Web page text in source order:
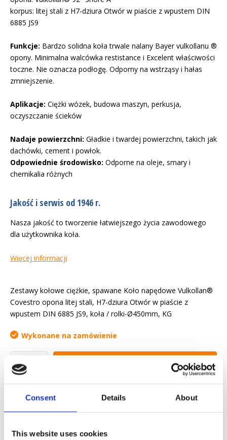
Consent Details About
This website uses cookies
korpus: litej stali z H7-dziura Otwór w piaście z wpustem DIN
6885 JS9
Funkcje: Bardzo solidna koła trwale nalany Bayer vulkollanu ®
opony. Minimalna walcówka restistance i Excelent właściwości
toczne. Nie oznacza podłogę. Odporny na wstrząsy i hałas
zmniejszenie.
Aplikacje: Ciężki wózek, budowa maszyn, perkusja,
oczyszczanie ścieków
Nadaje powierzchni: Gładkie i twardej powierzchni, takich jak
dachówki, cement i powłok.
Odpowiednie środowisko: Odporne na oleje, smary i
chemikalia różnych
Jakość i serwis od 1946 r.
Nasza jakość to tworzenie łatwiejszego życia zawodowego
dla użytkownika koła.
Więcej informacji
Zestawy kołowe ciężkie, spawane Koło napędowe Vulkollan®
Covestro opona litej stali, H7-dziura Otwór w piaście z
wpustem DIN 6885 JS9, koła / rolki-Ø450mm, KG
Wykonane na zamówienie
Chcemy ułatwić ci życie zawodowe
Szybka dostawa